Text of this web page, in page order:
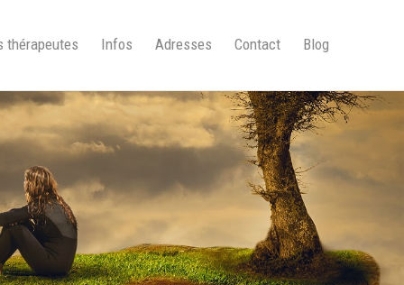
thérapeutes Infos Adresses Contact Blog